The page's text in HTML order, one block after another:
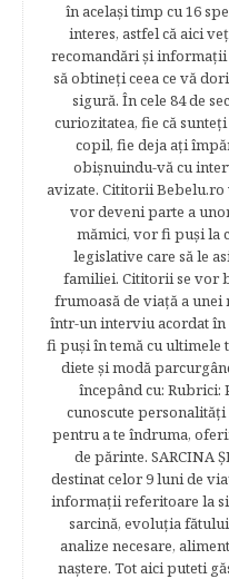
în acelaşi timp cu 16
interes, astfel că aici
recomandări şi informaţii
să obtineţi ceea ce vă
sigură. În cele 84 de
curiozitatea, fie că
copil, fie deja aţi
obişnuindu-vă cu
avizate. Cititorii
vor deveni parte a
mămici, vor fi puşi la
legislative care să le
familiei. Cititorii se vor
frumoasă de viață a unei
într-un interviu acordat
fi puşi în temă cu ultimele
diete şi modă
începând cu: Rubrici:
cunoscute
pentru a te îndruma,
de părinte. SARCINA
destinat celor 9 luni de
informaţii referitoare la
sarcină, evoluţia
analize necesare,
naştere. Tot aici puteti